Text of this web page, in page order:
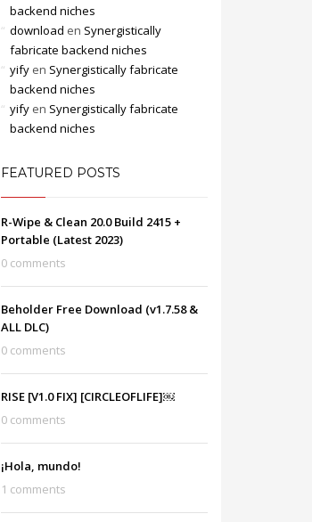
backend niches
download en Synergistically
fabricate backend niches
yifyen Synergistically fabricate
backend niches
yifyen Synergistically fabricate
backend niches
FEATURED POSTS
R-Wipe & Clean 20.0 Build 2415 +
Portable (Latest 2023)
0 comments
Beholder Free Download (v1.7.58 &
ALL DLC)
0 comments
RISE [V1.0 FIX] [CIRCLEOFLIFE]￼
0 comments
¡Hola, mundo!
1 comments